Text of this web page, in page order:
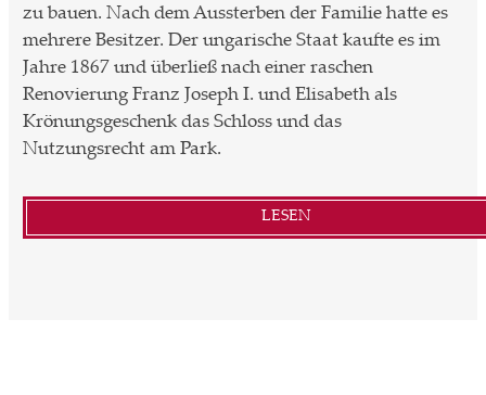
zu bauen. Nach dem Aussterben der Familie hatte es
mehrere Besitzer. Der ungarische Staat kaufte es im
Jahre 1867 und überließ nach einer raschen
Renovierung Franz Joseph I. und Elisabeth als
Krönungsgeschenk das Schloss und das
Nutzungsrecht am Park.
LESEN